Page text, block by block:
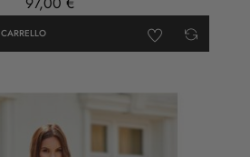
CARRELLO